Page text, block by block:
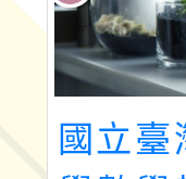
國立臺